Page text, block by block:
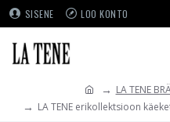
SISENE LOO KONTO
LA TENE
LA TENE erikollektsioon